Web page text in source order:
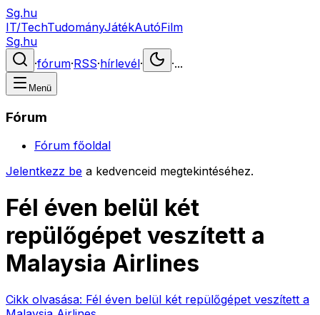
Sg.hu
IT/TechTudományJátékAutóFilm
Sg.hu
·fórum·RSS·hírlevél· ·...
Menü
Fórum
Fórum főoldal
Jelentkezz be a kedvenceid megtekintéséhez.
Fél éven belül két
repülőgépet veszített a
Malaysia Airlines
Cikk olvasása: Fél éven belül két repülőgépet veszített a